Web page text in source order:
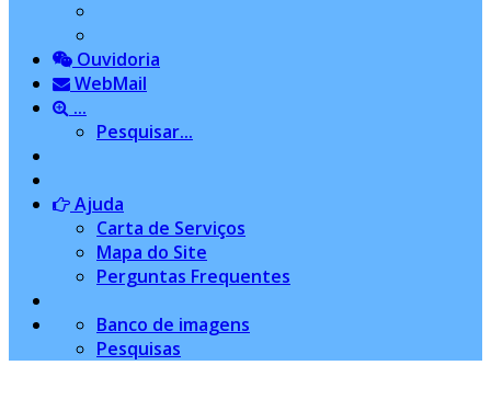
Ouvidoria
WebMail
...
Pesquisar...
Ajuda
Carta de Serviços
Mapa do Site
Perguntas Frequentes
Banco de imagens
Pesquisas